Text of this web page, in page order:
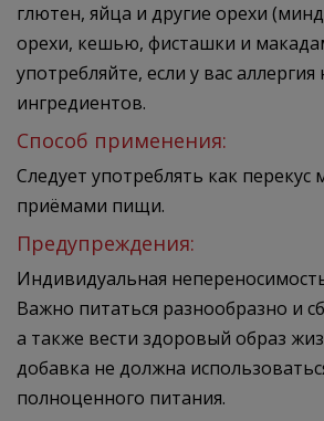
глютен, яйца и другие орехи
орехи, кешью, фисташки и
употребляйте, если у вас
ингредиентов.
Способ применения:
Следует употреблять как
приёмами пищи.
Предупреждения:
Индивидуальная
Важно питаться разнообразно и
а также вести здоровый образ
добавка не должна
полноценного питания.